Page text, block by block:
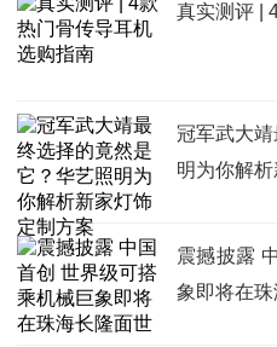
真实测评 |
冠军武大
明为你解
震撼披露
象即将在